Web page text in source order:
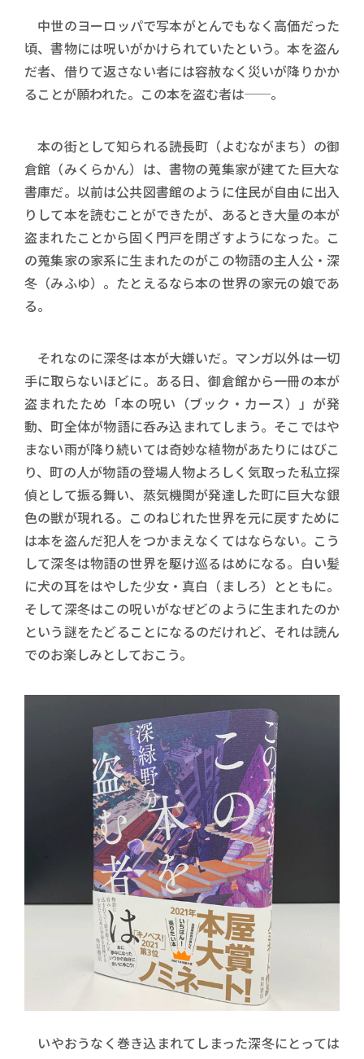
中世のヨーロッパで写本がとんでもなく高価だった
頃、書物には呪いがかけられていたという。本を盗ん
だ者、借りて返さない者には容赦なく災いが降りかか
ることが願われた。この本を盗む者は──。
本の街として知られる読長町（よむながまち）の御
倉館（みくらかん）は、書物の蒐集家が建てた巨大な
書庫だ。以前は公共図書館のように住民が自由に出入
りして本を読むことができたが、あるとき大量の本が
盗まれたことから固く門戸を閉ざすようになった。こ
の蒐集家の家系に生まれたのがこの物語の主人公・深
冬（みふゆ）。たとえるなら本の世界の家元の娘であ
る。
それなのに深冬は本が大嫌いだ。マンガ以外は一切
手に取らないほどに。ある日、御倉館から一冊の本が
盗まれたため「本の呪い（ブック・カース）」が発
動、町全体が物語に呑み込まれてしまう。そこではや
まない雨が降り続いては奇妙な植物があたりにはびこ
り、町の人が物語の登場人物よろしく気取った私立探
偵として振る舞い、蒸気機関が発達した町に巨大な銀
色の獣が現れる。このねじれた世界を元に戻すために
は本を盗んだ犯人をつかまえなくてはならない。こう
して深冬は物語の世界を駆け巡るはめになる。白い髪
に犬の耳をはやした少女・真白（ましろ）とともに。
そして深冬はこの呪いがなぜどのように生まれたのか
という謎をたどることになるのだけれど、それは読ん
でのお楽しみとしておこう。
いやおうなく巻き込まれてしまった深冬にとっては